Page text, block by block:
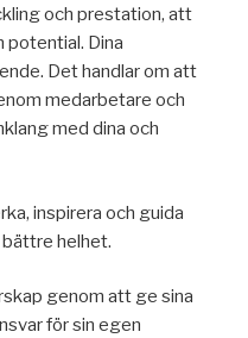
och prestation, att
potential. Dina
Det handlar om att
medarbetare och
med dina och
inspirera och guida
helhet.
genom att ge sina
för sin egen